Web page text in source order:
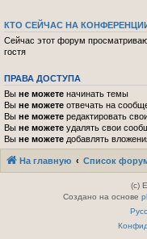
КТО СЕЙЧАС НА
Сейчас этот форум
гостя
ПРАВА ДОСТУПА
Вы не можете начинать темы
Вы не можете отвечать на
Вы не можете редактировать
Вы не можете удалять свои
Вы не можете добавлять
На главную Список
(c)
Создано на основе